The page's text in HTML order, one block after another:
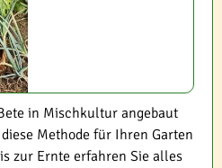
in Mischkultur angebaut
Methode für Ihren Garten
zur Ernte erfahren Sie alles